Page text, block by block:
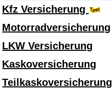
Kfz Versicherung
Motorradversicherung
LKW Versicherung
Kaskoversicherung
Teilkaskoversicherung